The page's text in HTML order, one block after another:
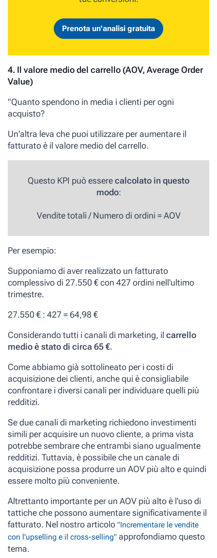
Prenota un'analisi gratuita
4. Il valore medio del carrello (AOV, Average Order
Value)
"Quanto spendono in media i clienti per ogni
acquisto?
Un'altra leva che puoi utilizzare per aumentare il
fatturato è il valore medio del carrello.
Questo KPI può esserecalcolato in questo
modo:
Vendite totali / Numero di ordini = AOV
Per esempio:
Supponiamo di aver realizzato un fatturato
complessivo di 27.550 € con 427 ordini nell'ultimo
trimestre.
27.550 € : 427 = 64,98 €
Considerando tutti i canali di marketing, il carrello
medio è stato di circa 65 €.
Come abbiamo già sottolineato per i costi di
acquisizione dei clienti, anche qui è consigliabile
confrontare i diversi canali per individuare quelli più
redditizi.
Se due canali di marketing richiedono investimenti
simili per acquisire un nuovo cliente, a prima vista
potrebbe sembrare che entrambi siano ugualmente
redditizi. Tuttavia, è possibile che un canale di
acquisizione possa produrre un AOV più alto e quindi
essere molto più conveniente.
Altrettanto importante per un AOV più alto è l'uso di
tattiche che possono aumentare significativamente il
fatturato. Nel nostro articolo "Incrementare le vendite
con l'upselling e il cross-selling" approfondiamo questo
tema.